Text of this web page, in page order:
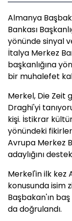
Almanya
Bankası
yönünde sinyal
İtalya Merkez
başkanlığına
bir muhalefet
Merkel, Die Zeit
Draghi'yi
kişi. İstikrar
yönündeki
Avrupa Merkez
adaylığını
Merkel'in ilk kez
konusunda isim
Başbakan'ın
da doğrulandı.